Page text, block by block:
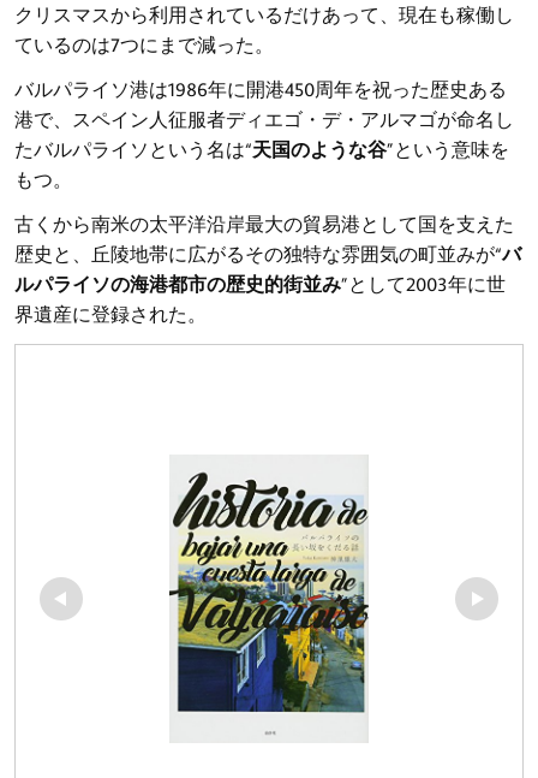
クリスマスから利用されているだけあって、現在も稼働し
ているのは7つにまで減った。
バルパライソ港は1986年に開港450周年を祝った歴史ある
港で、スペイン人征服者ディエゴ・デ・アルマゴが命名し
たバルパライソという名は“天国のような谷”という意味を
もつ。
古くから南米の太平洋沿岸最大の貿易港として国を支えた
歴史と、丘陵地帯に広がるその独特な雰囲気の町並みが“バ
ルパライソの海港都市の歴史的街並み”として2003年に世
界遺産に登録された。